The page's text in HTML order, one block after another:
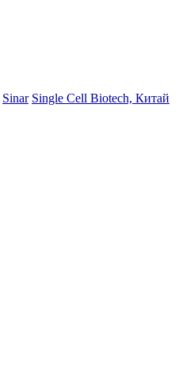
Sinar Single Cell Biotech, Китай